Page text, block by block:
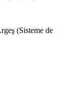
(Sisteme de